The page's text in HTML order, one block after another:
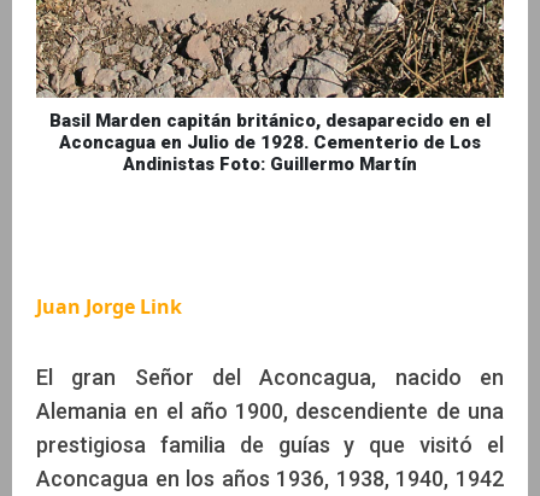
Basil Marden capitán británico, desaparecido en el
Aconcagua en Julio de 1928. Cementerio de Los
Andinistas Foto: Guillermo Martín
Juan Jorge Link
El gran Señor del Aconcagua, nacido en
Alemania en el año 1900, descendiente de una
prestigiosa familia de guías y que visitó el
Aconcagua en los años 1936, 1938, 1940, 1942